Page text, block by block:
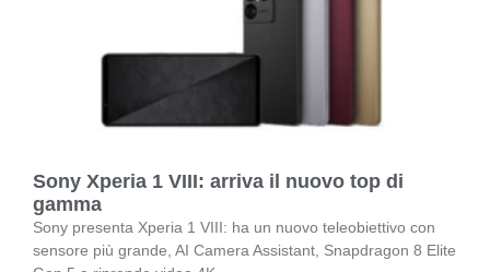
Sony Xperia 1 VIII: arriva il nuovo top di
gamma
Sony presenta Xperia 1 VIII: ha un nuovo teleobiettivo con
sensore più grande, AI Camera Assistant, Snapdragon 8 Elite